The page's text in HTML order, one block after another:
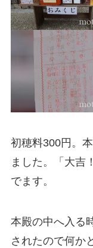
初穂料300円。
ました。「大吉
でます。
本殿の中へ入る
されたので何か